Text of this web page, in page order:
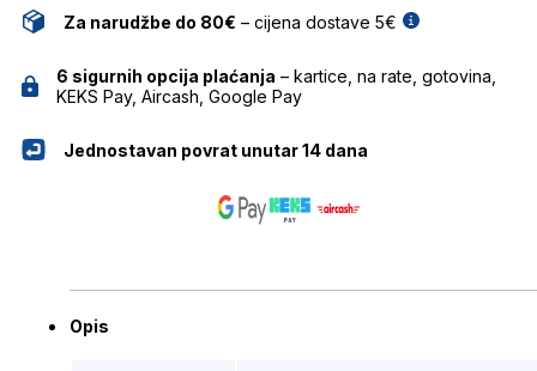
Za narudžbe do 80€ – cijena dostave 5€
6 sigurnih opcija plaćanja – kartice, na rate, gotovina,
KEKS Pay, Aircash, Google Pay
Jednostavan povrat unutar 14 dana
Opis